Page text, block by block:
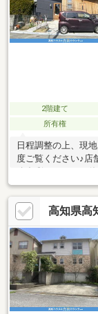
2階建て
所有権
日程調整の上、現
度ご覧ください♪店
途多彩！キレイに
外観はいつでも見
せ。できるだけご
ご連絡ください。
祝祭日）この時間
お気軽にお電話く
高知県高